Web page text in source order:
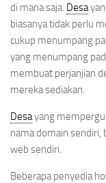
di mana saja. Desa
biasanya tidak perlu
cukup menumpang
yang menumpang
membuat perjanjian
mereka sediakan.
Desayang
nama domain sendiri,
web sendiri.
Beberapa penyedia